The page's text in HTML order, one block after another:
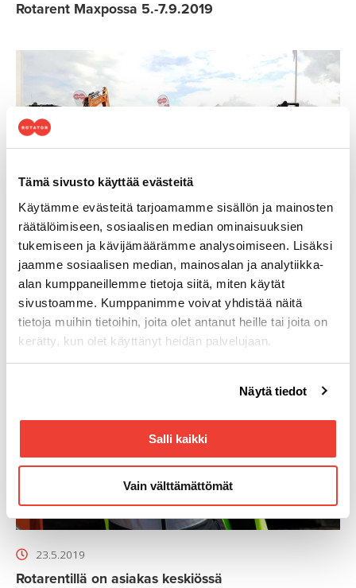
Tämä sivusto käyttää evästeitä
Käytämme evästeitä tarjoamamme sisällön ja mainosten
räätälöimiseen, sosiaalisen median ominaisuuksien
tukemiseen ja kävijämäärämme analysoimiseen. Lisäksi
jaamme sosiaalisen median, mainosalan ja analytiikka-
alan kumppaneillemme tietoja siitä, miten käytät
sivustoamme. Kumppanimme voivat yhdistää näitä
tietoja muihin tietoihin, joita olet antanut heille tai joita on
kerätty, kun olet käyttänyt heidän palvelujaan.
linkistä.
Näytä tiedot
Salli kaikki
Vain välttämättömät
Rotarent Maxpossa 5.-7.9.2019
12.7.2019
Lepaa 15.-17.8.
23.5.2019
Rotarentillä on asiakas keskiössä